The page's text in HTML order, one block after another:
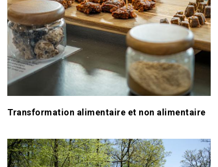
Transformation alimentaire et non alimentaire